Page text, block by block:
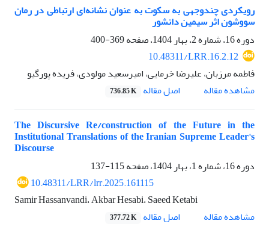
رویکردی چندوجهی به سکوت به عنوان نشانه‌ای ارتباطی در رمان
سووشون اثر سیمین دانشور
دوره 16، شماره 2، بهار 1404، صفحه
369-400
10.48311/LRR.16.2.12
فاطمه مرزبان، علیرضا خرمایی، امیرسعید مولودی، فریده پورگیو
مشاهده مقاله
اصل مقاله 736.85 K
The Discursive Re/construction of the Future in the
Institutional Translations of the Iranian Supreme Leader's
Discourse
دوره 16، شماره 1، بهار 1404، صفحه
115-137
10.48311/LRR/lrr.2025.161115
Samir Hassanvandi، Akbar Hesabi، Saeed Ketabi
مشاهده مقاله
اصل مقاله 377.72 K